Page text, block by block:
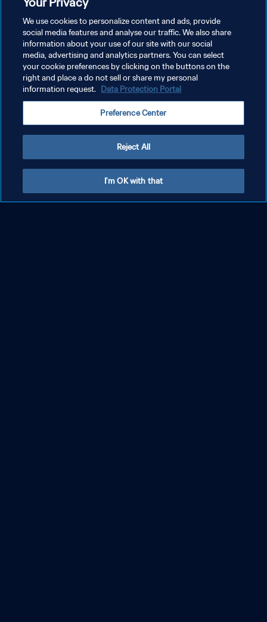
We use cookies to personalize content and ads, provide
social media features and analyse our traffic. We also share
information about your use of our site with our social
media, advertising and analytics partners. You can select
your cookie preferences by clicking on the buttons on the
right and place a do not sell or share my personal
information request. Data Protection Portal
Preference Center
Reject All
I'm OK with that